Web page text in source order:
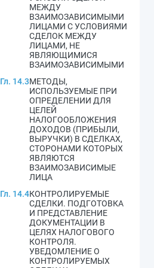
МЕЖДУ
ВЗАИМОЗАВИСИМЫМИ
ЛИЦАМИ С УСЛОВИЯМИ
СДЕЛОК МЕЖДУ
ЛИЦАМИ, НЕ
ЯВЛЯЮЩИМИСЯ
ВЗАИМОЗАВИСИМЫМИ
Гл. 14.3МЕТОДЫ,
ИСПОЛЬЗУЕМЫЕ ПРИ
ОПРЕДЕЛЕНИИ ДЛЯ
ЦЕЛЕЙ
НАЛОГООБЛОЖЕНИЯ
ДОХОДОВ (ПРИБЫЛИ,
ВЫРУЧКИ) В СДЕЛКАХ,
СТОРОНАМИ КОТОРЫХ
ЯВЛЯЮТСЯ
ВЗАИМОЗАВИСИМЫЕ
ЛИЦА
Гл. 14.4КОНТРОЛИРУЕМЫЕ
СДЕЛКИ. ПОДГОТОВКА
И ПРЕДСТАВЛЕНИЕ
ДОКУМЕНТАЦИИ В
ЦЕЛЯХ НАЛОГОВОГО
КОНТРОЛЯ.
УВЕДОМЛЕНИЕ О
КОНТРОЛИРУЕМЫХ